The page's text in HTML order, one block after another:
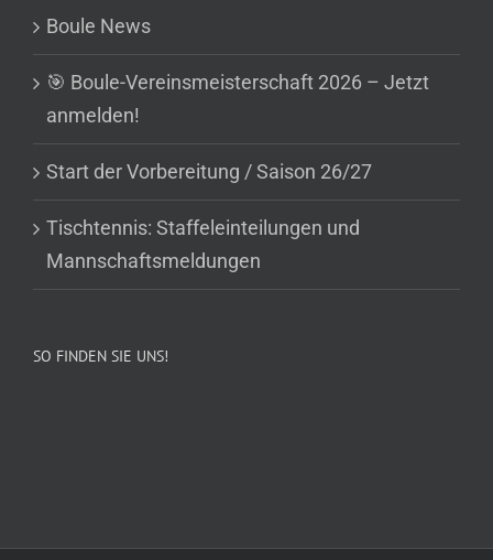
Boule News
🎯 Boule-Vereinsmeisterschaft 2026 – Jetzt
anmelden!
Start der Vorbereitung / Saison 26/27
Tischtennis: Staffeleinteilungen und
Mannschaftsmeldungen
SO FINDEN SIE UNS!